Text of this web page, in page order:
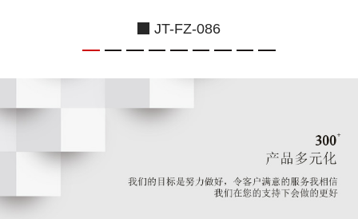
JT-FZ-086